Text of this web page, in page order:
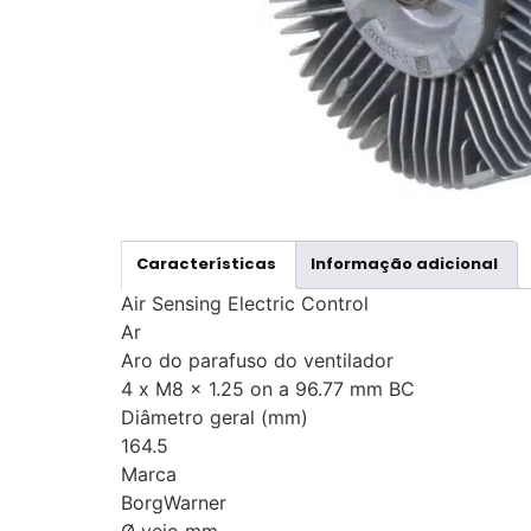
Características Informação adicional
Air Sensing Electric Control
Ar
Aro do parafuso do ventilador
4 x M8 x 1.25 on a 96.77 mm BC
Diâmetro geral (mm)
164.5
Marca
BorgWarner